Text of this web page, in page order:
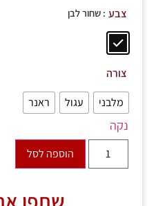
צבע : שחור לבן
צורה
מלבני
עגול ראנר
נקה
הוספה לסל